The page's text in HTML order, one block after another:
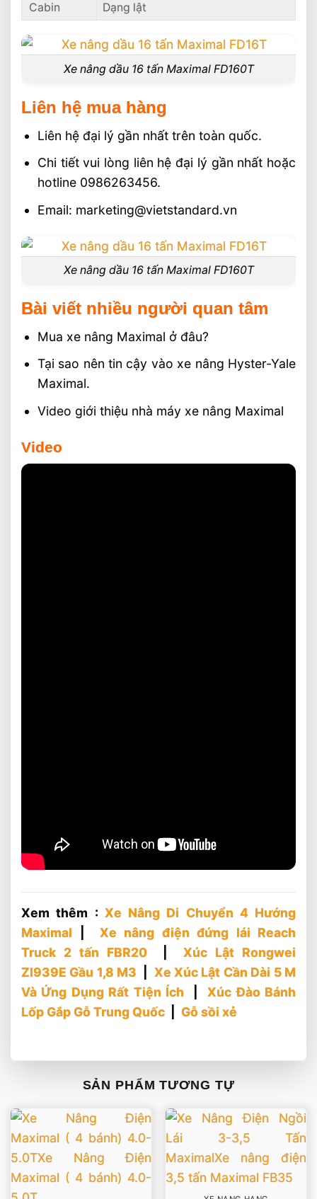
Cabin
Dạng lật
Xe nâng dầu 16 tấn Maximal FD160T
Liên hệ mua hàng
Liên hệ đại lý gần nhất trên toàn quốc.
Chi tiết vui lòng liên hệ đại lý gần nhất hoặc
hotline 0986263456.
Email: marketing@vietstandard.vn
Xe nâng dầu 16 tấn Maximal FD160T
Bài viết nhiều người quan tâm
Mua xe nâng Maximal ở đâu?
Tại sao nên tin cậy vào xe nâng Hyster-Yale
Maximal.
Video giới thiệu nhà máy xe nâng Maximal
Video
Xem thêm : Xe Nâng Di Chuyển 4 Hướng
Maximal
Xe nâng điện đứng lái Reach
Truck 2 tấn FBR20
Xúc Lật Rongwei
Zl939E Gầu 1,8 M3
Xe Xúc Lật Cần Dài 5 M
Và Ứng Dụng Rất Tiện Ích |Xúc Đào Bánh
Lốp Gắp Gỗ Trung Quốc
Gỗ sồi xẻ
SẢN PHẨM TƯƠNG TỰ